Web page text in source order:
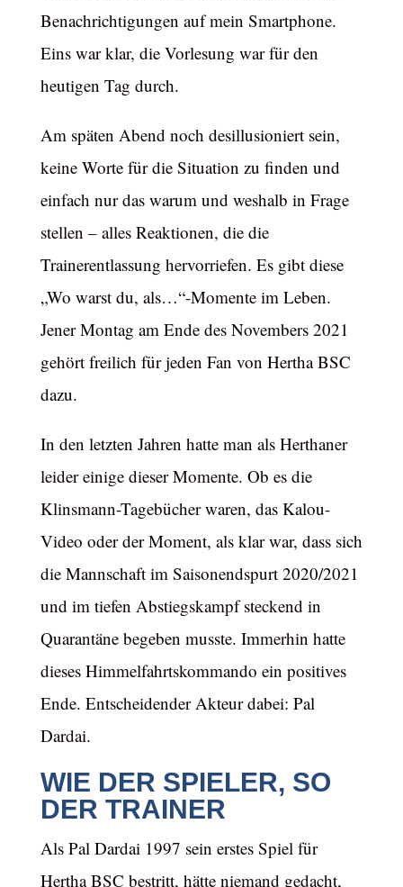
Benachrichtigungen auf mein Smartphone.
Eins war klar, die Vorlesung war für den
heutigen Tag durch.
Am späten Abend noch desillusioniert sein,
keine Worte für die Situation zu finden und
einfach nur das warum und weshalb in Frage
stellen – alles Reaktionen, die die
Trainerentlassung hervorriefen. Es gibt diese
„Wo warst du, als…“-Momente im Leben.
Jener Montag am Ende des Novembers 2021
gehört freilich für jeden Fan von Hertha BSC
dazu.
In den letzten Jahren hatte man als Herthaner
leider einige dieser Momente. Ob es die
Klinsmann-Tagebücher waren, das Kalou-
Video oder der Moment, als klar war, dass sich
die Mannschaft im Saisonendspurt 2020/2021
und im tiefen Abstiegskampf steckend in
Quarantäne begeben musste. Immerhin hatte
dieses Himmelfahrtskommando ein positives
Ende. Entscheidender Akteur dabei: Pal
Dardai.
WIE DER SPIELER, SO
DER TRAINER
Als Pal Dardai 1997 sein erstes Spiel für
Hertha BSC bestritt, hätte niemand gedacht,